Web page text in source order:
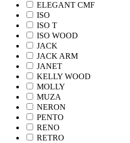
ELEGANT CMF
ISO
ISO T
ISO WOOD
JACK
JACK ARM
JANET
KELLY WOOD
MOLLY
MUZA
NERON
PENTO
RENO
RETRO